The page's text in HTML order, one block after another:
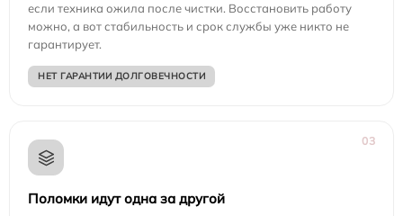
если техника ожила после чистки. Восстановить работу
можно, а вот стабильность и срок службы уже никто не
гарантирует.
НЕТ ГАРАНТИИ ДОЛГОВЕЧНОСТИ
03
Поломки идут одна за другой